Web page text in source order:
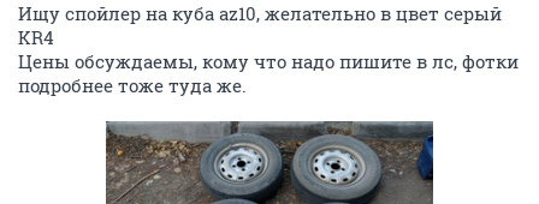
Ищу спойлер на куба az10, желательно в цвет серый
KR4
Цены обсуждаемы, кому что надо пишите в лс, фотки
подробнее тоже туда же.